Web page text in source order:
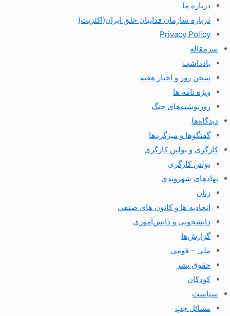
درباره ما
درباره سازمان فداییان خلق ایران(اکثریت)
Privacy Policy
سرمقاله
یادداشت
سخن روز و اخبار هفته
ویژه نامه ها
روزنوشته‌های جنگ
دیدگاه‌ها
گفتگوها و میزگردها
کارگری و بولتن کارگری
بولتن کارگری
نهادهای شهروندی
زنان
اتحادیه ها و کانون های صنفی
دانشجویی و دانش‌آموزی
گزارش‌ها
ملی – قومی
حقوق بشر
کودکان
سیاست
مسائل چپ